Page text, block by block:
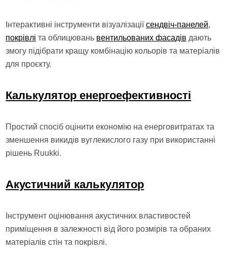
Інтерактивні інструменти візуалізаціїсендвіч-панелей,
покрівлі та облицювань вентильованих фасадів дають
змогу підібрати кращу комбінацію кольорів та матеріалів
для проєкту.
Калькулятор енергоефективності
Простий спосіб оцінити економію на енерговитратах та
зменшення викидів вуглекислого газу при використанні
рішень Ruukki.
Акустичний калькулятор
Інструмент оцінювання акустичних властивостей
приміщення в залежності від його розмірів та обраних
матеріалів стін та покрівлі.